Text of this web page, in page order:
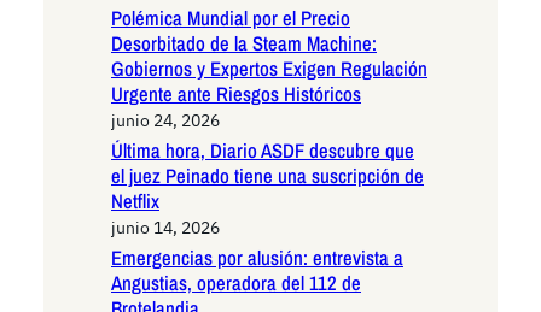
Polémica Mundial por el Precio
Desorbitado de la Steam Machine:
Gobiernos y Expertos Exigen Regulación
Urgente ante Riesgos Históricos
junio 24, 2026
Última hora, Diario ASDF descubre que
el juez Peinado tiene una suscripción de
Netflix
junio 14, 2026
Emergencias por alusión: entrevista a
Angustias, operadora del 112 de